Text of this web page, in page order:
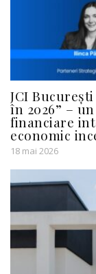
JCI
în 2026” –
financiare
economic
18 mai 2026